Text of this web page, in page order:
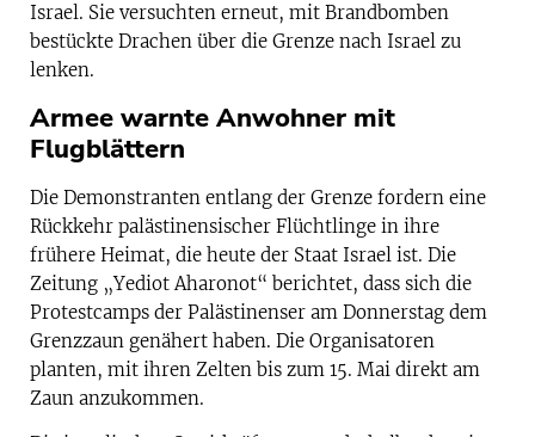
Israel. Sie versuchten erneut, mit Brandbomben
bestückte Drachen über die Grenze nach Israel zu
lenken.
Armee warnte Anwohner mit
Flugblättern
Die Demonstranten entlang der Grenze fordern eine
Rückkehr palästinensischer Flüchtlinge in ihre
frühere Heimat, die heute der Staat Israel ist. Die
Zeitung „Yediot Aharonot“ berichtet, dass sich die
Protestcamps der Palästinenser am Donnerstag dem
Grenzzaun genähert haben. Die Organisatoren
planten, mit ihren Zelten bis zum 15. Mai direkt am
Zaun anzukommen.